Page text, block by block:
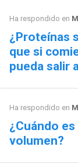
Ha respondido en
¿Proteínas
que si
pueda salir
Ha respondido en
¿Cuándo
volumen?